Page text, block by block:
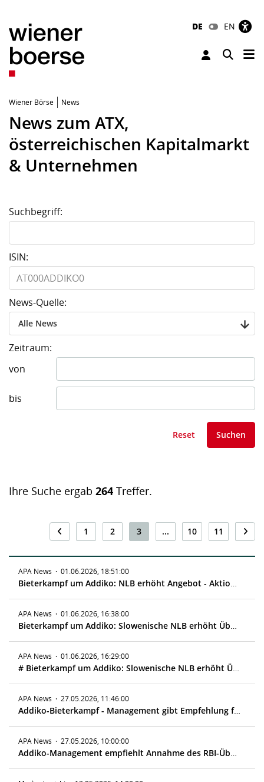
DE EN
Toggle
Wiener Börse News
News zum ATX,
österreichischen Kapitalmarkt
& Unternehmen
Suchbegriff:
ISIN:
News-Quelle:
Alle News
Zeitraum:
von
bis
Reset Suchen
Ihre Suche ergab 264 Treffer.
1 2 3 ... 10 11
APA News · 01.06.2026, 18:51:00
Bieterkampf um Addiko: NLB erhöht Angebot - Aktionär Alta winkt ab
APA News · 01.06.2026, 16:38:00
Bieterkampf um Addiko: Slowenische NLB erhöht Übernahmeangebot
APA News · 01.06.2026, 16:29:00
# Bieterkampf um Addiko: Slowenische NLB erhöht Übernahmeangebot für
APA News · 27.05.2026, 11:46:00
Addiko-Bieterkampf - Management gibt Empfehlung für RBI-Angebot ab
APA News · 27.05.2026, 10:00:00
Addiko-Management empfiehlt Annahme des RBI-Übernahmeangebots